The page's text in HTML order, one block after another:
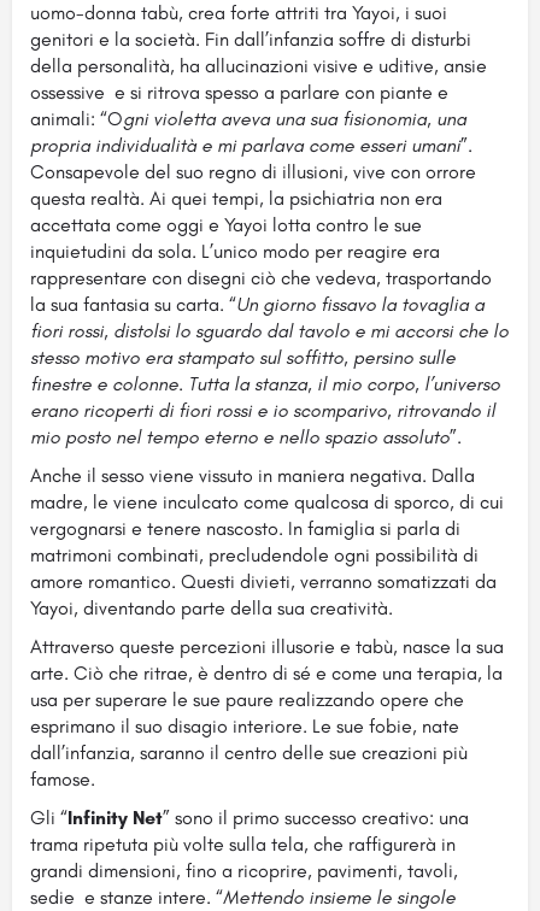
uomo-donna tabù, crea forte attriti tra Yayoi, i suoi
genitori e la società. Fin dall’infanzia soffre di disturbi
della personalità, ha allucinazioni visive e uditive, ansie
ossessive e si ritrova spesso a parlare con piante e
animali: “Ogni violetta aveva una sua fisionomia, una
propria individualità e mi parlava come esseri umani”.
Consapevole del suo regno di illusioni, vive con orrore
questa realtà. Ai quei tempi, la psichiatria non era
accettata come oggi e Yayoi lotta contro le sue
inquietudini da sola. L’unico modo per reagire era
rappresentare con disegni ciò che vedeva, trasportando
la sua fantasia su carta. “Un giorno fissavo la tovaglia a
fiori rossi, distolsi lo sguardo dal tavolo e mi accorsi che lo
stesso motivo era stampato sul soffitto, persino sulle
finestre e colonne. Tutta la stanza, il mio corpo, l’universo
erano ricoperti di fiori rossi e io scomparivo, ritrovando il
mio posto nel tempo eterno e nello spazio assoluto”.
Anche il sesso viene vissuto in maniera negativa. Dalla
madre, le viene inculcato come qualcosa di sporco, di cui
vergognarsi e tenere nascosto. In famiglia si parla di
matrimoni combinati, precludendole ogni possibilità di
amore romantico. Questi divieti, verranno somatizzati da
Yayoi, diventando parte della sua creatività.
Attraverso queste percezioni illusorie e tabù, nasce la sua
arte. Ciò che ritrae, è dentro di sé e come una terapia, la
usa per superare le sue paure realizzando opere che
esprimano il suo disagio interiore. Le sue fobie, nate
dall’infanzia, saranno il centro delle sue creazioni più
famose.
Gli “Infinity Net” sono il primo successo creativo: una
trama ripetuta più volte sulla tela, che raffigurerà in
grandi dimensioni, fino a ricoprire, pavimenti, tavoli,
sedie e stanze intere. “Mettendo insieme le singole